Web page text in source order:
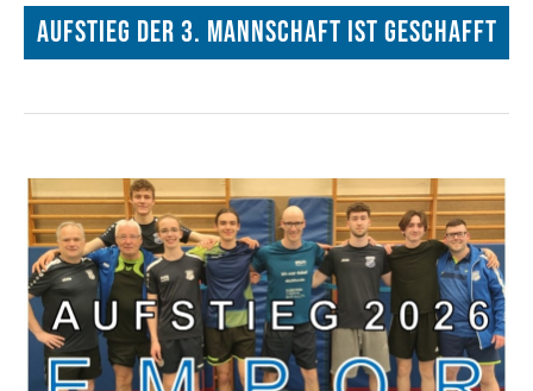
Aufstieg der 3. Mannschaft ist geschafft